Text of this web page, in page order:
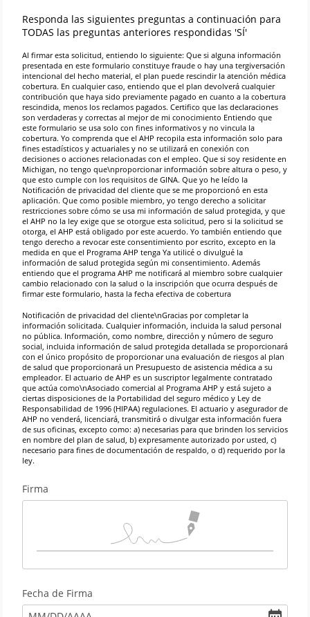
Responda las siguientes preguntas a continuación para
TODAS las preguntas anteriores respondidas 'SÍ'
Al ﬁrmar esta solicitud, entiendo lo siguiente: Que si alguna información
presentada en este formulario constituye fraude o hay una tergiversación
intencional del hecho material, el plan puede rescindir la atención médica
cobertura. En cualquier caso, entiendo que el plan devolverá cualquier
contribución que haya sido previamente pagado en cuanto a la cobertura
rescindida, menos los reclamos pagados. Certiﬁco que las declaraciones
son verdaderas y correctas al mejor de mi conocimiento Entiendo que
este formulario se usa solo con ﬁnes informativos y no vincula la
cobertura. Yo comprenda que el AHP recopila esta información solo para
ﬁnes estadísticos y actuariales y no se utilizará en conexión con
decisiones o acciones relacionadas con el empleo. Que si soy residente en
Michigan, no tengo que\nproporcionar información sobre altura o peso, y
que esto cumple con los requisitos de GINA. Que yo he leído la
Notiﬁcación de privacidad del cliente que se me proporcionó en esta
aplicación. Que como posible miembro, yo tengo derecho a solicitar
restricciones sobre cómo se usa mi información de salud protegida, y que
el AHP no la ley exige que se otorgue esta solicitud, pero si la solicitud se
otorga, el AHP está obligado por este acuerdo. Yo también entiendo que
tengo derecho a revocar este consentimiento por escrito, excepto en la
medida en que el Programa AHP tenga Ya utilicé o divulgué la
información de salud protegida según mi consentimiento. Además
entiendo que el programa AHP me notiﬁcará al miembro sobre cualquier
cambio relacionado con la salud o la inscripción que ocurra después de
ﬁrmar este formulario, hasta la fecha efectiva de cobertura
Notiﬁcación de privacidad del cliente\nGracias por completar la
información solicitada. Cualquier información, incluida la salud personal
no pública. Información, como nombre, dirección y número de seguro
social, incluida información de salud protegida detallada se proporcionará
con el único propósito de proporcionar una evaluación de riesgos al plan
de salud que proporcionará un Presupuesto de asistencia médica a su
empleador. El actuario de AHP es un suscriptor legalmente contratado
que actúa como\nAsociado comercial al Programa AHP y está sujeto a
ciertas disposiciones de la Portabilidad del seguro médico y Ley de
Responsabilidad de 1996 (HIPAA) regulaciones. El actuario y asegurador de
AHP no venderá, licenciará, transmitirá o divulgar esta información fuera
de sus oﬁcinas, excepto como: a) necesarias para que brinden los servicios
en nombre del plan de salud, b) expresamente autorizado por usted, c)
necesario para ﬁnes de documentación de respaldo, o d) requerido por la
ley.
Firma
Fecha de Firma